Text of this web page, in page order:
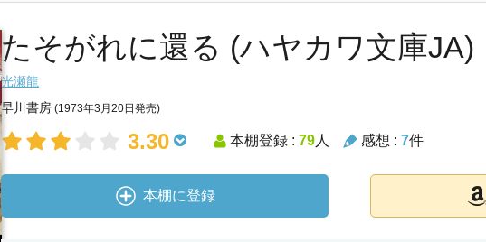
たそがれに還る (ハヤカワ文庫JA)
光瀬龍
早川書房 (1973年3月20日発売)
3.30 本棚登録 : 79人 感想 : 7件
本棚に登録